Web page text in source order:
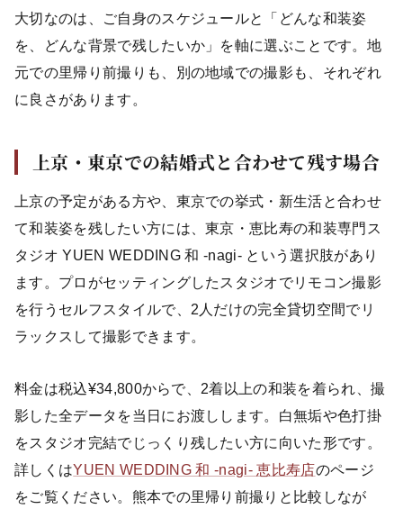
大切なのは、ご自身のスケジュールと「どんな和装姿
を、どんな背景で残したいか」を軸に選ぶことです。地
元での里帰り前撮りも、別の地域での撮影も、それぞれ
に良さがあります。
上京・東京での結婚式と合わせて残す場合
上京の予定がある方や、東京での挙式・新生活と合わせ
て和装姿を残したい方には、東京・恵比寿の和装専門ス
タジオ YUEN WEDDING 和 -nagi- という選択肢があり
ます。プロがセッティングしたスタジオでリモコン撮影
を行うセルフスタイルで、2人だけの完全貸切空間でリ
ラックスして撮影できます。
料金は税込¥34,800からで、2着以上の和装を着られ、撮
影した全データを当日にお渡しします。白無垢や色打掛
をスタジオ完結でじっくり残したい方に向いた形です。
詳しくはYUEN WEDDING 和 -nagi- 恵比寿店のページ
をご覧ください。熊本での里帰り前撮りと比較しなが